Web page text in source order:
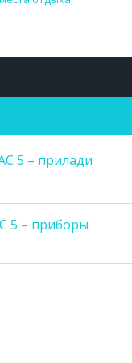
5 – прилади
5 – приборы